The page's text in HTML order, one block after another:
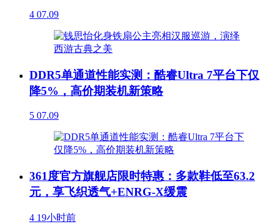
4 07.09
DDR5单通道性能实测：酷睿Ultra 7平台下仅
降5%，高价期装机新策略
5 07.09
361度官方旗舰店限时特惠：多款鞋低至63.2
元，享飞织透气+ENRG-X缓震
4 19小时前